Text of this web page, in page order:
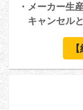
・メーカー生
キャンセル